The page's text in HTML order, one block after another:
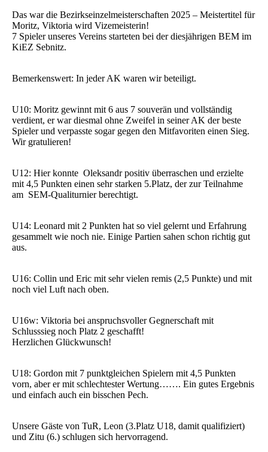
Das war die Bezirkseinzelmeisterschaften 2025 – Meistertitel für
Moritz, Viktoria wird Vizemeisterin!
7 Spieler unseres Vereins starteten bei der diesjährigen BEM im
KiEZ Sebnitz.
Bemerkenswert: In jeder AK waren wir beteiligt.
U10: Moritz gewinnt mit 6 aus 7 souverän und vollständig
verdient, er war diesmal ohne Zweifel in seiner AK der beste
Spieler und verpasste sogar gegen den Mitfavoriten einen Sieg.
Wir gratulieren!
U12: Hier konnte Oleksandr positiv überraschen und erzielte
mit 4,5 Punkten einen sehr starken 5.Platz, der zur Teilnahme
am SEM-Qualiturnier berechtigt.
U14: Leonard mit 2 Punkten hat so viel gelernt und Erfahrung
gesammelt wie noch nie. Einige Partien sahen schon richtig gut
aus.
U16: Collin und Eric mit sehr vielen remis (2,5 Punkte) und mit
noch viel Luft nach oben.
U16w: Viktoria bei anspruchsvoller Gegnerschaft mit
Schlusssieg noch Platz 2 geschafft!
Herzlichen Glückwunsch!
U18: Gordon mit 7 punktgleichen Spielern mit 4,5 Punkten
vorn, aber er mit schlechtester Wertung……. Ein gutes Ergebnis
und einfach auch ein bisschen Pech.
Unsere Gäste von TuR, Leon (3.Platz U18, damit qualifiziert)
und Zitu (6.) schlugen sich hervorragend.